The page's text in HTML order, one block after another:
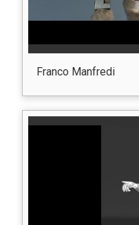
Franco Manfredi